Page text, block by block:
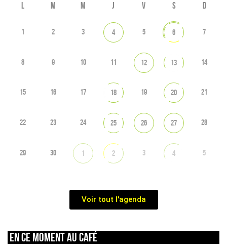
L M M J V S D
1 2 3 4 5 6 7
8 9 10 11 12 13 14
15 16 17 18 19 20 21
22 23 24 25 26 27 28
29 30 1 2 3 4 5
Voir tout l'agenda
En ce moment au café